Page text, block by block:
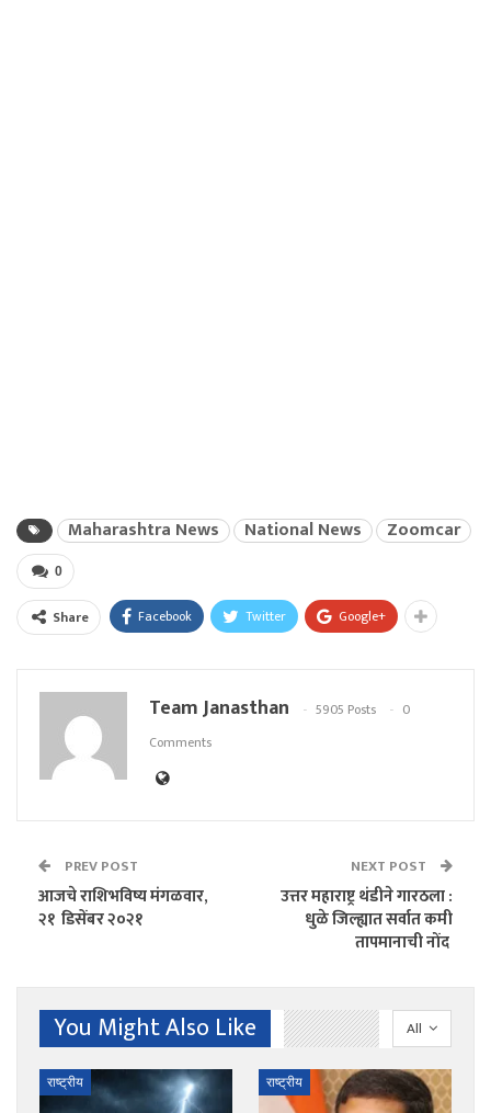
Maharashtra News National News Zoomcar
0
Share Facebook Twitter Google+
Team Janasthan 5905 Posts
0
Comments
PREV POST
आजचे राशिभविष्य मंगळवार,
२१ डिसेंबर २०२१
NEXT POST
उत्तर महाराष्ट्र थंडीने गारठला :
धुळे जिल्ह्यात सर्वात कमी
तापमानाची नोंद
All
You Might Also Like
राष्ट्रीय राष्ट्रीय